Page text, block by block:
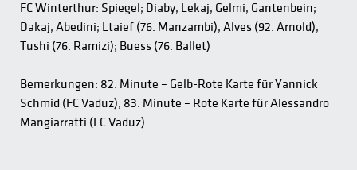
FC Winterthur: Spiegel; Diaby, Lekaj, Gelmi, Gantenbein;
Dakaj, Abedini; Ltaief (76. Manzambi), Alves (92. Arnold),
Tushi (76. Ramizi); Buess (76. Ballet)
Bemerkungen: 82. Minute – Gelb-Rote Karte für Yannick
Schmid (FC Vaduz), 83. Minute – Rote Karte für Alessandro
Mangiarratti (FC Vaduz)